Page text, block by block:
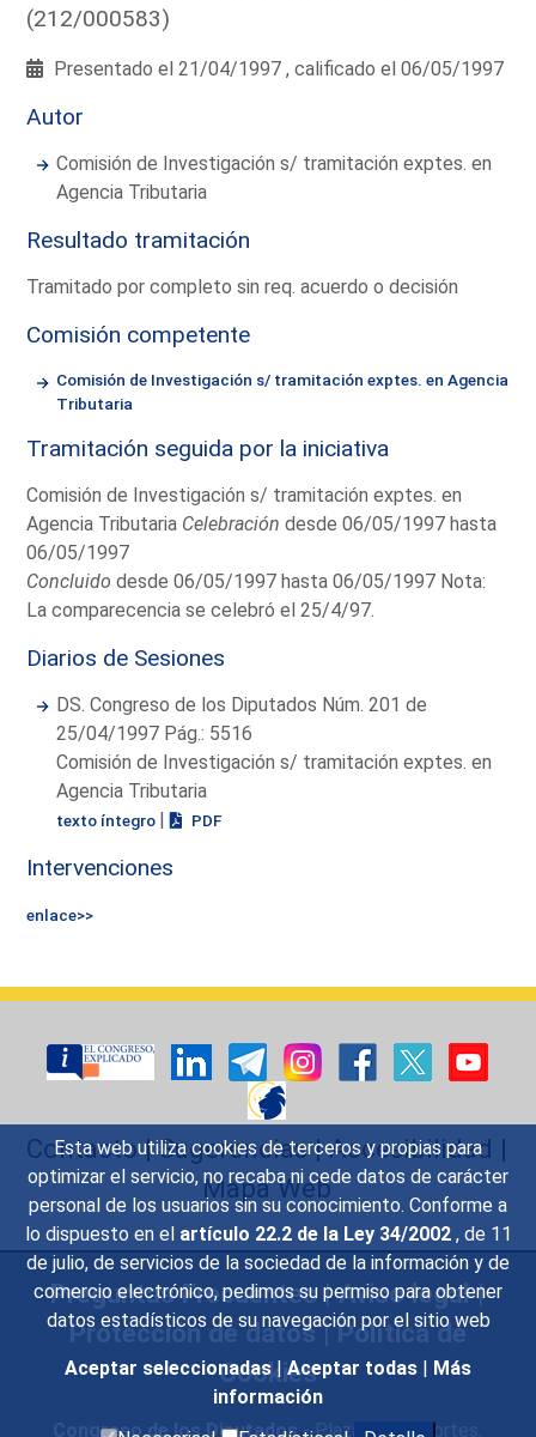
Esta web utiliza cookies de terceros y propias para
optimizar el servicio, no recaba ni cede datos de carácter
personal de los usuarios sin su conocimiento. Conforme a
lo dispuesto en el artículo 22.2 de la Ley 34/2002 , de 11
de julio, de servicios de la sociedad de la información y de
comercio electrónico, pedimos su permiso para obtener
datos estadísticos de su navegación por el sitio web
Aceptar seleccionadas | Aceptar todas | Más
información
(212/000583)
Presentado el 21/04/1997 , calificado el 06/05/1997
Autor
Comisión de Investigación s/ tramitación exptes. en
Agencia Tributaria
Resultado tramitación
Tramitado por completo sin req. acuerdo o decisión
Comisión competente
Comisión de Investigación s/ tramitación exptes. en Agencia
Tributaria
Tramitación seguida por la iniciativa
Comisión de Investigación s/ tramitación exptes. en
Agencia Tributaria Celebración desde 06/05/1997 hasta
06/05/1997
Concluido desde 06/05/1997 hasta 06/05/1997 Nota:
La comparecencia se celebró el 25/4/97.
Diarios de Sesiones
DS. Congreso de los Diputados Núm. 201 de
25/04/1997 Pág.: 5516
Comisión de Investigación s/ tramitación exptes. en
Agencia Tributaria
texto íntegro | PDF
Intervenciones
enlace>>
Contacto|Sugerencias|Accesibilidad |
Mapa Web
Preguntas Frecuentes|Aviso legal|
Protección de datos|Política de
Cookies
Congreso de los Diputados- Plaza de las Cortes,